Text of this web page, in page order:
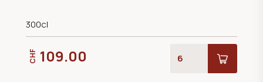
300cl
CHF 109.00